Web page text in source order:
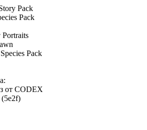
Pack
Pack
Portraits
Pack
от CODEX